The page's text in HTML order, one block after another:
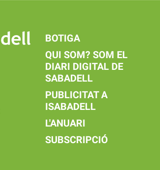
BOTIGA
QUI SOM? SOM EL
DIARI DIGITAL DE
SABADELL
PUBLICITAT A
ISABADELL
L'ANUARI
SUBSCRIPCIÓ